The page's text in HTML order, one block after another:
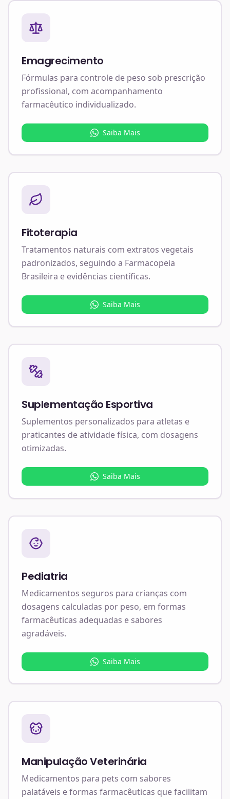
Emagrecimento
Fórmulas para controle de peso sob prescrição
profissional, com acompanhamento
farmacêutico individualizado.
Saiba Mais
Fitoterapia
Tratamentos naturais com extratos vegetais
padronizados, seguindo a Farmacopeia
Brasileira e evidências científicas.
Saiba Mais
Suplementação Esportiva
Suplementos personalizados para atletas e
praticantes de atividade física, com dosagens
otimizadas.
Saiba Mais
Pediatria
Medicamentos seguros para crianças com
dosagens calculadas por peso, em formas
farmacêuticas adequadas e sabores
agradáveis.
Saiba Mais
Manipulação Veterinária
Medicamentos para pets com sabores
palatáveis e formas farmacêuticas que facilitam